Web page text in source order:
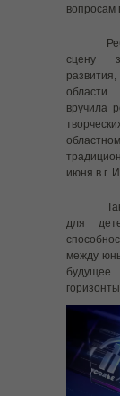
----
--
----
----
--
----
--
----
без
вопросам
сцену
области
вручила
июня в г.
для
между